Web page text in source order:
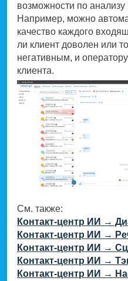
возможности по
Например, можно
качество каждого
ли клиент доволен или
негативным, и
клиента.
См. также:
Контакт-центр ИИ →
Контакт-центр ИИ →
Контакт-центр ИИ →
Контакт-центр ИИ →
Контакт-центр ИИ →